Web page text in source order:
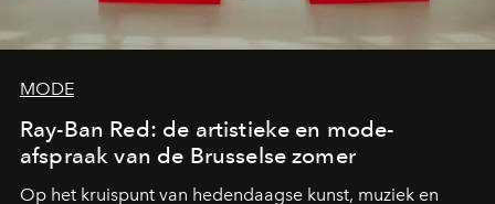
MODE
Ray-Ban Red: de artistieke en mode-
afspraak van de Brusselse zomer
Op het kruispunt van hedendaagse kunst, muziek en